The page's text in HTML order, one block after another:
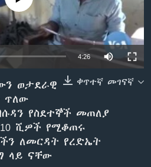
4:26
ቀጥተኛ መገናኛ
ወታደራዊ
ጥለው
የስደተኞች መጠለያ
ሺዎች የሚቆጠሩ
ለመርዳት የረድኤት
ላይ ናቸው